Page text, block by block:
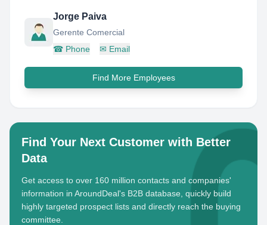
Jorge Paiva
Gerente Comercial
☎ Phone ✉ Email
Find More Employees
Find Your Next Customer with Better
Data
Get access to over 160 million contacts and companies'
information in AroundDeal's B2B database, quickly build
highly targeted prospect lists and directly reach the buying
committee.